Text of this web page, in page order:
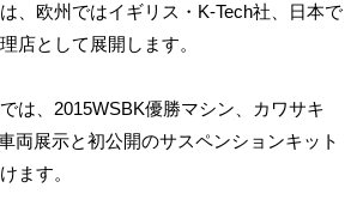
、欧州ではイギリス・K-Tech社、日本で
店として展開します。
は、2015WSBK優勝マシン、カワサキ
両展示と初公開のサスペンションキット
ます。